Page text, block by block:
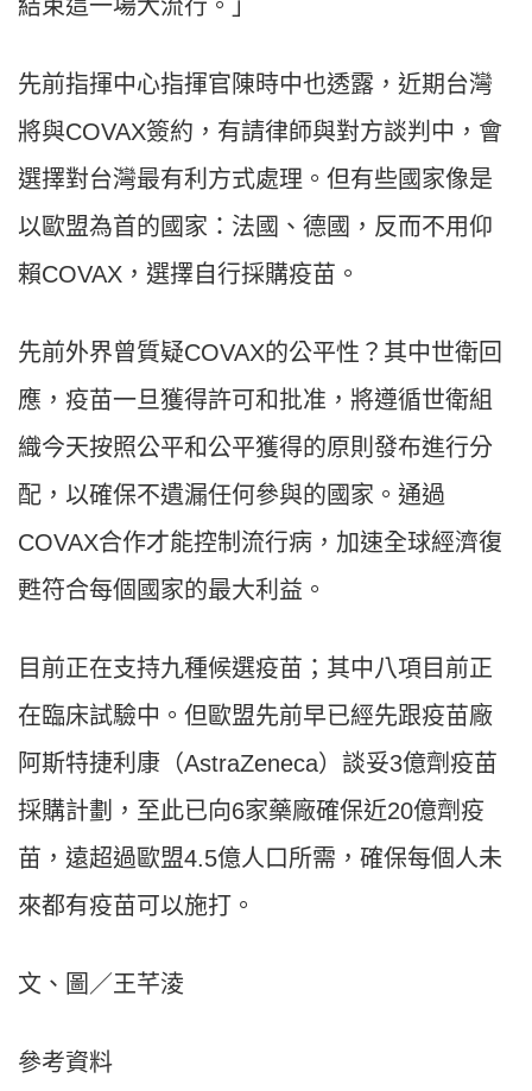
結束這一場大流行。」
先前指揮中心指揮官陳時中也透露，近期台灣
將與COVAX簽約，有請律師與對方談判中，會
選擇對台灣最有利方式處理。但有些國家像是
以歐盟為首的國家：法國、德國，反而不用仰
賴COVAX ，選擇自行採購疫苗。
先前外界曾質疑COVAX的公平性？其中世衛回
應，疫苗一旦獲得許可和批准，將遵循世衛組
織今天按照公平和公平獲得的原則發布進行分
配 ，以確保不遺漏任何參與的國家。通過
COVAX合作才能控制流行病，加速全球經濟復
甦符合每個國家的最大利益。
目前正在支持九種候選疫苗；其中八項目前正
在臨床試驗中。但歐盟先前早已經先跟疫苗廠
阿斯特捷利康（AstraZeneca）談妥3億劑疫苗
採購計劃，至此已向6家藥廠確保近20億劑疫
苗，遠超過歐盟4.5億人口所需，確保每個人未
來都有疫苗可以施打。
文、圖／王芊淩
參考資料